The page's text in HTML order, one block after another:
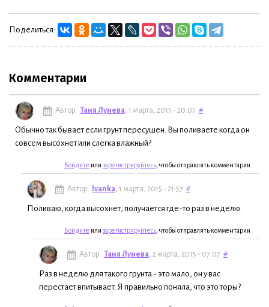
Поделиться:
Комментарии
Автор: Таня Лунева, 1 марта, 2015 - 20:07 #
Обычно так бывает если грунт пересушен. Вы поливаете когда он
совсем высохнет или слегка влажный?
Войдите или зарегистрируйтесь , чтобы отправлять комментарии
Автор: Ivanka, 1 марта, 2015 - 21:57 #
Поливаю, когда высохнет, получается где-то раз в неделю.
Войдите или зарегистрируйтесь , чтобы отправлять комментарии
Автор: Таня Лунева, 2 марта, 2015 - 07:07 #
Раз в неделю для такого грунта - это мало, он у вас
перестает впитывает. Я правильно поняла, что это торы?